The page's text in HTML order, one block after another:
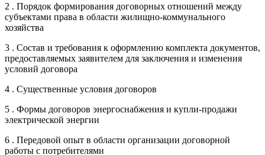
2 . Порядок формирования договорных отношений между
субъектами права в области жилищно-коммунального
хозяйства
3 . Состав и требования к оформлению комплекта документов,
предоставляемых заявителем для заключения и изменения
условий договора
4 . Существенные условия договоров
5 . Формы договоров энергоснабжения и купли-продажи
электрической энергии
6 . Передовой опыт в области организации договорной
работы с потребителями